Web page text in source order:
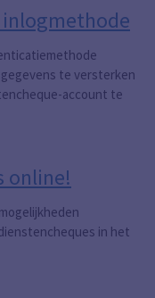
inlogmethode
te versterken
account te
online!
in het